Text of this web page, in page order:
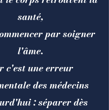
santé,
par soigner
l'âme.
c'est une erreur
des médecins
: séparer dès